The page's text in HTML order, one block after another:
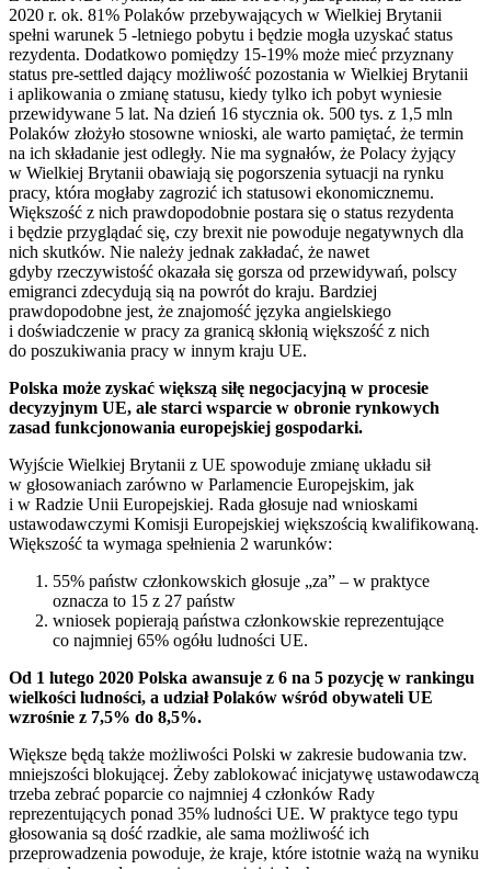
2020 r. ok. 81% Polaków przebywających w Wielkiej Brytanii
spełni warunek 5 -letniego pobytu i będzie mogła uzyskać status
rezydenta. Dodatkowo pomiędzy 15-19% może mieć przyznany
status pre-settled dający możliwość pozostania w Wielkiej Brytanii
i aplikowania o zmianę statusu, kiedy tylko ich pobyt wyniesie
przewidywane 5 lat. Na dzień 16 stycznia ok. 500 tys. z 1,5 mln
Polaków złożyło stosowne wnioski, ale warto pamiętać, że termin
na ich składanie jest odległy. Nie ma sygnałów, że Polacy żyjący
w Wielkiej Brytanii obawiają się pogorszenia sytuacji na rynku
pracy, która mogłaby zagrozić ich statusowi ekonomicznemu.
Większość z nich prawdopodobnie postara się o status rezydenta
i będzie przyglądać się, czy brexit nie powoduje negatywnych dla
nich skutków. Nie należy jednak zakładać, że nawet
gdyby rzeczywistość okazała się gorsza od przewidywań, polscy
emigranci zdecydują sią na powrót do kraju. Bardziej
prawdopodobne jest, że znajomość języka angielskiego
i doświadczenie w pracy za granicą skłonią większość z nich
do poszukiwania pracy w innym kraju UE.
Polska może zyskać większą siłę negocjacyjną w procesie
decyzyjnym UE, ale starci wsparcie w obronie rynkowych
zasad funkcjonowania europejskiej gospodarki.
Wyjście Wielkiej Brytanii z UE spowoduje zmianę układu sił
w głosowaniach zarówno w Parlamencie Europejskim, jak
i w Radzie Unii Europejskiej. Rada głosuje nad wnioskami
ustawodawczymi Komisji Europejskiej większością kwalifikowaną.
Większość ta wymaga spełnienia 2 warunków:
55% państw członkowskich głosuje „za” – w praktyce
oznacza to 15 z 27 państw
wniosek popierają państwa członkowskie reprezentujące
co najmniej 65% ogółu ludności UE.
Od 1 lutego 2020 Polska awansuje z 6 na 5 pozycję w rankingu
wielkości ludności, a udział Polaków wśród obywateli UE
wzrośnie z 7,5% do 8,5%.
Większe będą także możliwości Polski w zakresie budowania tzw.
mniejszości blokującej. Żeby zablokować inicjatywę ustawodawczą
trzeba zebrać poparcie co najmniej 4 członków Rady
reprezentujących ponad 35% ludności UE. W praktyce tego typu
głosowania są dość rzadkie, ale sama możliwość ich
przeprowadzenia powoduje, że kraje, które istotnie ważą na wyniku